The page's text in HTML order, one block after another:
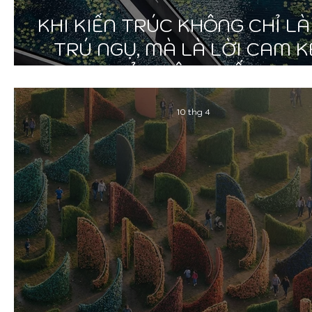
KHI KIẾN TRÚC KHÔNG CHỈ
TRÚ NGỤ, MÀ LÀ LỜI CAM
BẢO VỆ SỰ SỐNG
10 thg 4